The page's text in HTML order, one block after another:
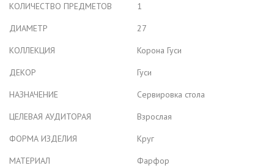
КОЛИЧЕСТВО ПРЕДМЕТОВ
1
ДИАМЕТР
27
КОЛЛЕКЦИЯ
Корона Гуси
ДЕКОР
Гуси
НАЗНАЧЕНИЕ
Сервировка стола
ЦЕЛЕВАЯ АУДИТОРАЯ
Взрослая
ФОРМА ИЗДЕЛИЯ
Круг
МАТЕРИАЛ
Фарфор